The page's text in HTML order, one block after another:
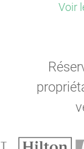
Voir